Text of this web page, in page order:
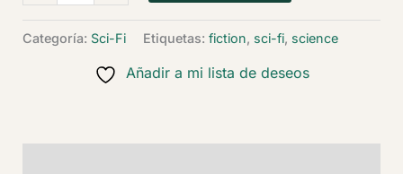
Angel
cantidad
Categoría: Sci-Fi Etiquetas: fiction, sci-fi, science
Añadir a mi lista de deseos